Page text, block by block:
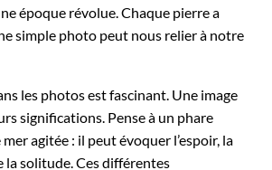
époque révolue. Chaque pierre a
simple photo peut nous relier à notre
les photos est fascinant. Une image
significations. Pense à un phare
agitée : il peut évoquer l’espoir, la
la solitude. Ces différentes